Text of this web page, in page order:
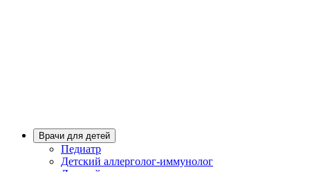
Врачи для детей
Педиатр
Детский аллерголог-иммунолог